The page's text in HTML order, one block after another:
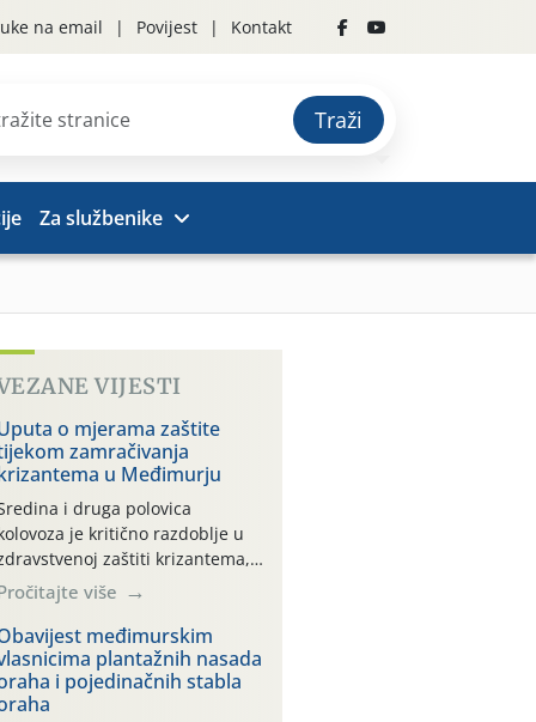
na email Povijest Kontakt
Traži
Za službenike
VIJESTI
o mjerama zaštite
zamračivanja
u Međimurju
i druga polovica
je kritično razdoblje u
zaštiti krizantema,
prije zamračivanja u proteklom
smo mjesecu tri puta upućivali
o preventivnim
zaštite krizantema od
uzročnika bolesti,
i fito-fagnih grinja (23.7.,
više
međimurskim
plantažnih nasada
i pojedinačnih stabla